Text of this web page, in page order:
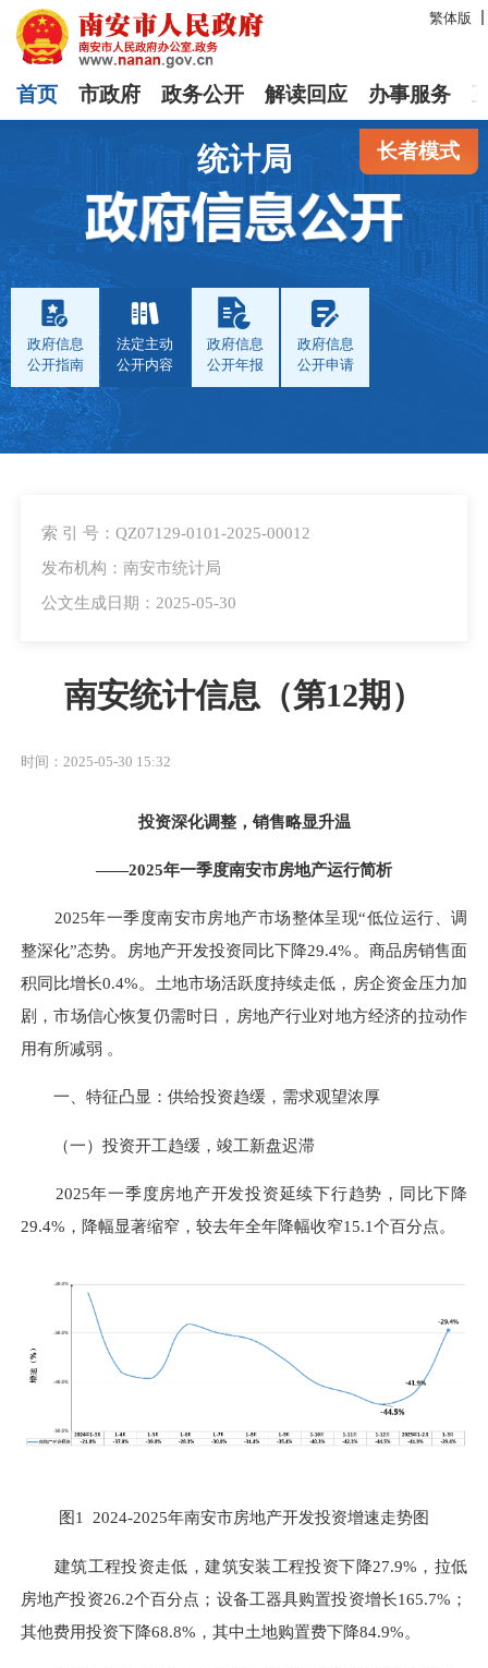
繁体版
首页 市政府 政务公开 解读回应 办事服务
长者模式
统计局
政府信息
公开指南
法定主动
公开内容
政府信息
公开年报
政府信息
公开申请
索 引 号：QZ07129-0101-2025-00012
发布机构：南安市统计局
公文生成日期：2025-05-30
南安统计信息（第12期）
时间：2025-05-30 15:32
投资深化调整，销售略显升温
——2025年一季度南安市房地产运行简析
2025年一季度南安市房地产市场整体呈现“低位运行、调
整深化”态势。房地产开发投资同比下降29.4%。商品房销售面
积同比增长0.4%。土地市场活跃度持续走低，房企资金压力加
剧，市场信心恢复仍需时日，房地产行业对地方经济的拉动作
用有所减弱 。
一、特征凸显：供给投资趋缓，需求观望浓厚
（一）投资开工趋缓，竣工新盘迟滞
2025年一季度房地产开发投资延续下行趋势，同比下降
29.4%，降幅显著缩窄，较去年全年降幅收窄15.1个百分点。
图1 2024-2025年南安市房地产开发投资增速走势图
建筑工程投资走低，建筑安装工程投资下降27.9%，拉低
房地产投资26.2个百分点；设备工器具购置投资增长165.7%；
其他费用投资下降68.8%，其中土地购置费下降84.9%。